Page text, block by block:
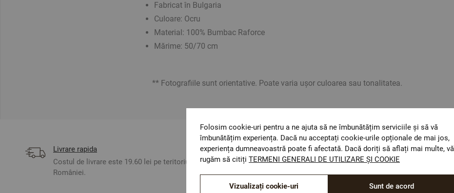
Fabricat în Bulgaria
Culoare: Ocru
Material: 100% Bumbac Raforce
Mărime: 50/70 cm
** Fotografiile sunt orientative. Poate varia ușor culoarea sau tonalitatea.
Livrare rapida
Costul de livrare este 19.60 lei pe teritoriul
României.
ОЕКО-ТЕX STANDARD 100
Materiale textile care sunt sigure pentru sănătatea
dumneavoastră.
Folosim cookie-uri pentru a ne ajuta să ne îmbunătățim serviciile și să vă
îmbunătățim experiența. Dacă nu acceptați cookie-urile opționale de mai jos,
experiența dumneavoastră poate fi afectată. Dacă doriți să aflați mai multe, vă
rugăm să citiți TERMENI GENERALI DE UTILIZARE ȘI COOKIE
Sunt de acord
Vizualizați cookie-uri